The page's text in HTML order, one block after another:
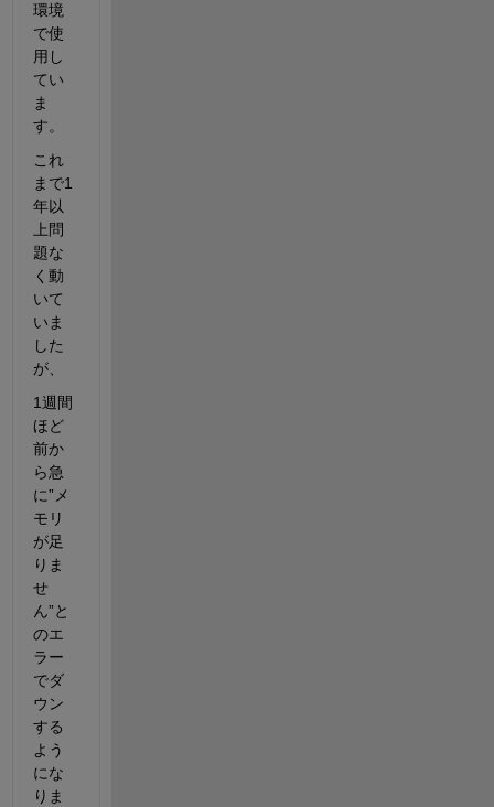
環境
で使
用し
てい
ま
す。
これ
まで1
年以
上問
題な
く動
いて
いま
した
が、
1週間
ほど
前か
ら急
に”メ
モリ
が足
りま
せ
ん”と
のエ
ラー
でダ
ウン
する
よう
にな
りま